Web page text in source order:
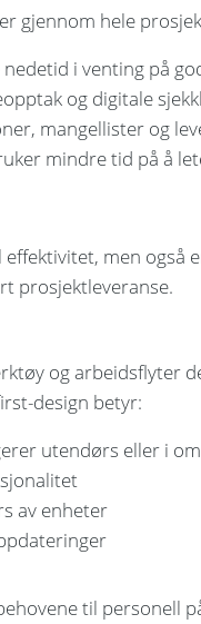
gjennom hele
i venting på
og digitale
mangellister og
mindre tid på å
men også
prosjektleveranse.
og arbeidsflyter
design betyr:
utendørs eller i
av enheter
til personell